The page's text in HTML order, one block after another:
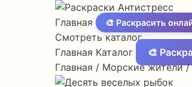
Главная 🎨 Раскрасить
Смотреть каталог
Главная Каталог 🎨
Главная / Морские жители/